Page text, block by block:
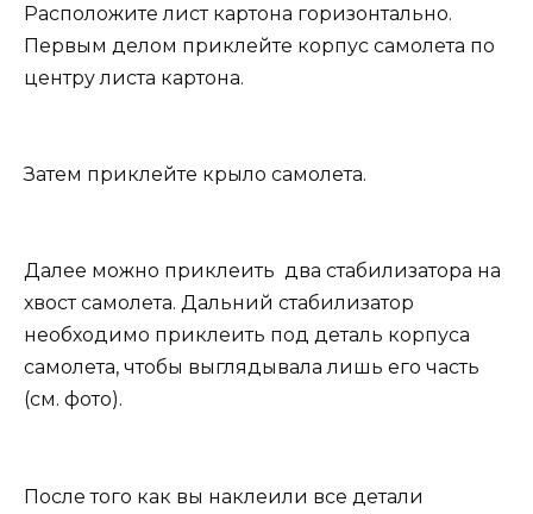
Расположите лист картона горизонтально.
Первым делом приклейте корпус самолета по
центру листа картона.
Затем приклейте крыло самолета.
Далее можно приклеить два стабилизатора на
хвост самолета. Дальний стабилизатор
необходимо приклеить под деталь корпуса
самолета, чтобы выглядывала лишь его часть
(см. фото).
После того как вы наклеили все детали